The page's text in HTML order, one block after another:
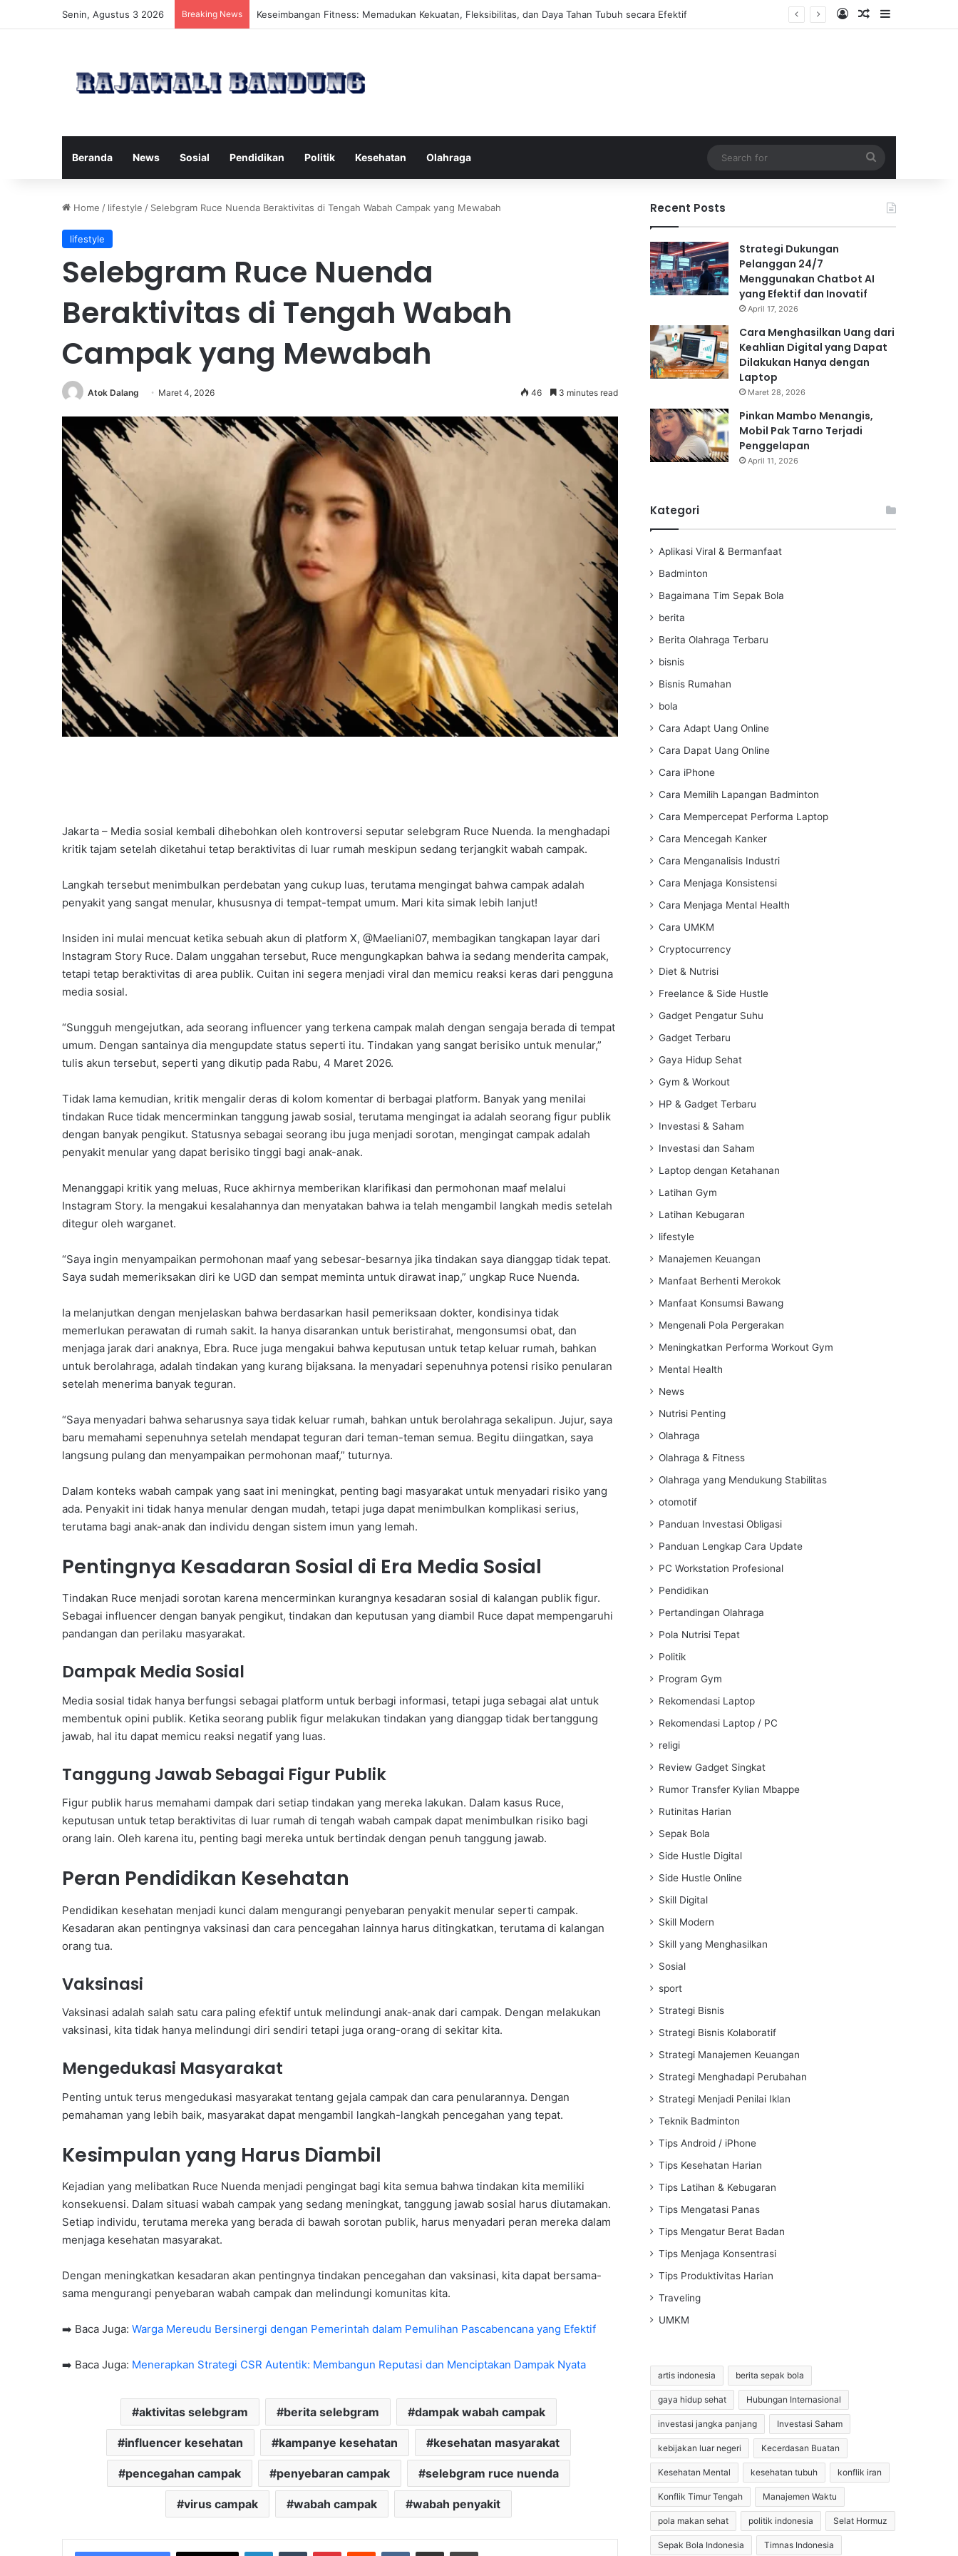
Senin, Agustus 3 2026 Breaking News Manfaat Pilates Reformer untuk Meningkatkan Kekuatan Otot Inti Secara Efektif Log InRandom Article
Sidebar
Beranda News Sosial Pendidikan Politik Kesehatan Olahraga
for
Home / lifestyle / Selebgram Ruce Nuenda Beraktivitas di Tengah Wabah Campak yang Mewabah
lifestyle
Selebgram Ruce Nuenda
Beraktivitas di Tengah Wabah
Campak yang Mewabah
Atok Dalang Maret 4, 2026 46 3 minutes read
Jakarta – Media sosial kembali dihebohkan oleh kontroversi seputar selebgram Ruce Nuenda. Ia menghadapi
kritik tajam setelah diketahui tetap beraktivitas di luar rumah meskipun sedang terjangkit wabah campak.
Langkah tersebut menimbulkan perdebatan yang cukup luas, terutama mengingat bahwa campak adalah
penyakit yang sangat menular, khususnya di tempat-tempat umum. Mari kita simak lebih lanjut!
Insiden ini mulai mencuat ketika sebuah akun di platform X, @Maeliani07, membagikan tangkapan layar dari
Instagram Story Ruce. Dalam unggahan tersebut, Ruce mengungkapkan bahwa ia sedang menderita campak,
tetapi tetap beraktivitas di area publik. Cuitan ini segera menjadi viral dan memicu reaksi keras dari pengguna
media sosial.
“Sungguh mengejutkan, ada seorang influencer yang terkena campak malah dengan sengaja berada di tempat
umum. Dengan santainya dia mengupdate status seperti itu. Tindakan yang sangat berisiko untuk menular,”
tulis akun tersebut, seperti yang dikutip pada Rabu, 4 Maret 2026.
Tidak lama kemudian, kritik mengalir deras di kolom komentar di berbagai platform. Banyak yang menilai
tindakan Ruce tidak mencerminkan tanggung jawab sosial, terutama mengingat ia adalah seorang figur publik
dengan banyak pengikut. Statusnya sebagai seorang ibu juga menjadi sorotan, mengingat campak adalah
penyakit menular yang dapat berisiko tinggi bagi anak-anak.
Menanggapi kritik yang meluas, Ruce akhirnya memberikan klarifikasi dan permohonan maaf melalui
Instagram Story. Ia mengakui kesalahannya dan menyatakan bahwa ia telah mengambil langkah medis setelah
ditegur oleh warganet.
“Saya ingin menyampaikan permohonan maaf yang sebesar-besarnya jika tindakan saya dianggap tidak tepat.
Saya sudah memeriksakan diri ke UGD dan sempat meminta untuk dirawat inap,” ungkap Ruce Nuenda.
Ia melanjutkan dengan menjelaskan bahwa berdasarkan hasil pemeriksaan dokter, kondisinya tidak
memerlukan perawatan di rumah sakit. Ia hanya disarankan untuk beristirahat, mengonsumsi obat, dan
menjaga jarak dari anaknya, Ebra. Ruce juga mengakui bahwa keputusan untuk tetap keluar rumah, bahkan
untuk berolahraga, adalah tindakan yang kurang bijaksana. Ia menyadari sepenuhnya potensi risiko penularan
setelah menerima banyak teguran.
“Saya menyadari bahwa seharusnya saya tidak keluar rumah, bahkan untuk berolahraga sekalipun. Jujur, saya
baru memahami sepenuhnya setelah mendapat teguran dari teman-teman semua. Begitu diingatkan, saya
langsung pulang dan menyampaikan permohonan maaf,” tuturnya.
Dalam konteks wabah campak yang saat ini meningkat, penting bagi masyarakat untuk menyadari risiko yang
ada. Penyakit ini tidak hanya menular dengan mudah, tetapi juga dapat menimbulkan komplikasi serius,
terutama bagi anak-anak dan individu dengan sistem imun yang lemah.
Pentingnya Kesadaran Sosial di Era Media Sosial
Tindakan Ruce menjadi sorotan karena mencerminkan kurangnya kesadaran sosial di kalangan publik figur.
Sebagai influencer dengan banyak pengikut, tindakan dan keputusan yang diambil Ruce dapat mempengaruhi
pandangan dan perilaku masyarakat.
Dampak Media Sosial
Media sosial tidak hanya berfungsi sebagai platform untuk berbagi informasi, tetapi juga sebagai alat untuk
membentuk opini publik. Ketika seorang publik figur melakukan tindakan yang dianggap tidak bertanggung
jawab, hal itu dapat memicu reaksi negatif yang luas.
Tanggung Jawab Sebagai Figur Publik
Figur publik harus memahami dampak dari setiap tindakan yang mereka lakukan. Dalam kasus Ruce,
keputusan untuk tetap beraktivitas di luar rumah di tengah wabah campak dapat menimbulkan risiko bagi
orang lain. Oleh karena itu, penting bagi mereka untuk bertindak dengan penuh tanggung jawab.
Peran Pendidikan Kesehatan
Pendidikan kesehatan menjadi kunci dalam mengurangi penyebaran penyakit menular seperti campak.
Kesadaran akan pentingnya vaksinasi dan cara pencegahan lainnya harus ditingkatkan, terutama di kalangan
orang tua.
Vaksinasi
Vaksinasi adalah salah satu cara paling efektif untuk melindungi anak-anak dari campak. Dengan melakukan
vaksinasi, kita tidak hanya melindungi diri sendiri tetapi juga orang-orang di sekitar kita.
Mengedukasi Masyarakat
Penting untuk terus mengedukasi masyarakat tentang gejala campak dan cara penularannya. Dengan
pemahaman yang lebih baik, masyarakat dapat mengambil langkah-langkah pencegahan yang tepat.
Kesimpulan yang Harus Diambil
Kejadian yang melibatkan Ruce Nuenda menjadi pengingat bagi kita semua bahwa tindakan kita memiliki
konsekuensi. Dalam situasi wabah campak yang sedang meningkat, tanggung jawab sosial harus diutamakan.
Setiap individu, terutama mereka yang berada di bawah sorotan publik, harus menyadari peran mereka dalam
menjaga kesehatan masyarakat.
Dengan meningkatkan kesadaran akan pentingnya tindakan pencegahan dan vaksinasi, kita dapat bersama-
sama mengurangi penyebaran wabah campak dan melindungi komunitas kita.
➡️ Baca Juga: Warga Mereudu Bersinergi dengan Pemerintah dalam Pemulihan Pascabencana yang Efektif
➡️ Baca Juga: Menerapkan Strategi CSR Autentik: Membangun Reputasi dan Menciptakan Dampak Nyata
aktivitas selebgram berita selebgram dampak wabah campak
influencer kesehatan kampanye kesehatan kesehatan masyarakat
pencegahan campak penyebaran campak selebgram ruce nuenda
virus campak wabah campak wabah penyakit
LinkedInTumblr PinterestReddit VKontakteShare via Email Print
Recent Posts
Strategi Dukungan
Pelanggan 24/7
Menggunakan Chatbot AI
yang Efektif dan Inovatif
April 17, 2026
Cara Menghasilkan Uang dari
Keahlian Digital yang Dapat
Dilakukan Hanya dengan
Laptop
Maret 28, 2026
Pinkan Mambo Menangis,
Mobil Pak Tarno Terjadi
Penggelapan
April 11, 2026
Kategori
Aplikasi Viral & Bermanfaat
Badminton
Bagaimana Tim Sepak Bola
berita
Berita Olahraga Terbaru
bisnis
Bisnis Rumahan
bola
Cara Adapt Uang Online
Cara Dapat Uang Online
Cara iPhone
Cara Memilih Lapangan Badminton
Cara Mempercepat Performa Laptop
Cara Mencegah Kanker
Cara Menganalisis Industri
Cara Menjaga Konsistensi
Cara Menjaga Mental Health
Cara UMKM
Cryptocurrency
Diet & Nutrisi
Freelance & Side Hustle
Gadget Pengatur Suhu
Gadget Terbaru
Gaya Hidup Sehat
Gym & Workout
HP & Gadget Terbaru
Investasi & Saham
Investasi dan Saham
Laptop dengan Ketahanan
Latihan Gym
Latihan Kebugaran
lifestyle
Manajemen Keuangan
Manfaat Berhenti Merokok
Manfaat Konsumsi Bawang
Mengenali Pola Pergerakan
Meningkatkan Performa Workout Gym
Mental Health
News
Nutrisi Penting
Olahraga
Olahraga & Fitness
Olahraga yang Mendukung Stabilitas
otomotif
Panduan Investasi Obligasi
Panduan Lengkap Cara Update
PC Workstation Profesional
Pendidikan
Pertandingan Olahraga
Pola Nutrisi Tepat
Politik
Program Gym
Rekomendasi Laptop
Rekomendasi Laptop / PC
religi
Review Gadget Singkat
Rumor Transfer Kylian Mbappe
Rutinitas Harian
Sepak Bola
Side Hustle Digital
Side Hustle Online
Skill Digital
Skill Modern
Skill yang Menghasilkan
Sosial
sport
Strategi Bisnis
Strategi Bisnis Kolaboratif
Strategi Manajemen Keuangan
Strategi Menghadapi Perubahan
Strategi Menjadi Penilai Iklan
Teknik Badminton
Tips Android / iPhone
Tips Kesehatan Harian
Tips Latihan & Kebugaran
Tips Mengatasi Panas
Tips Mengatur Berat Badan
Tips Menjaga Konsentrasi
Tips Produktivitas Harian
Traveling
UMKM
artis indonesia berita sepak bola
gaya hidup sehat Hubungan Internasional
investasi jangka panjang Investasi Saham
kebijakan luar negeri Kecerdasan Buatan
Kesehatan Mental kesehatan tubuh konflik iran
Konflik Timur Tengah Manajemen Waktu
pola makan sehat politik indonesia Selat Hormuz
Sepak Bola Indonesia Timnas Indonesia